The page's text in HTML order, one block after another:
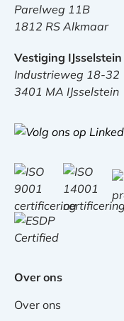
Parelweg 11B
1812 RS Alkmaar
Vestiging IJsselstein
Industrieweg 18-32
3401 MA IJsselstein
Over ons
Over ons